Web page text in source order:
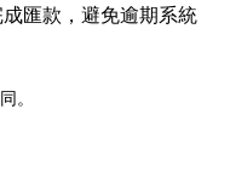
匯款，避免逾期系統
。